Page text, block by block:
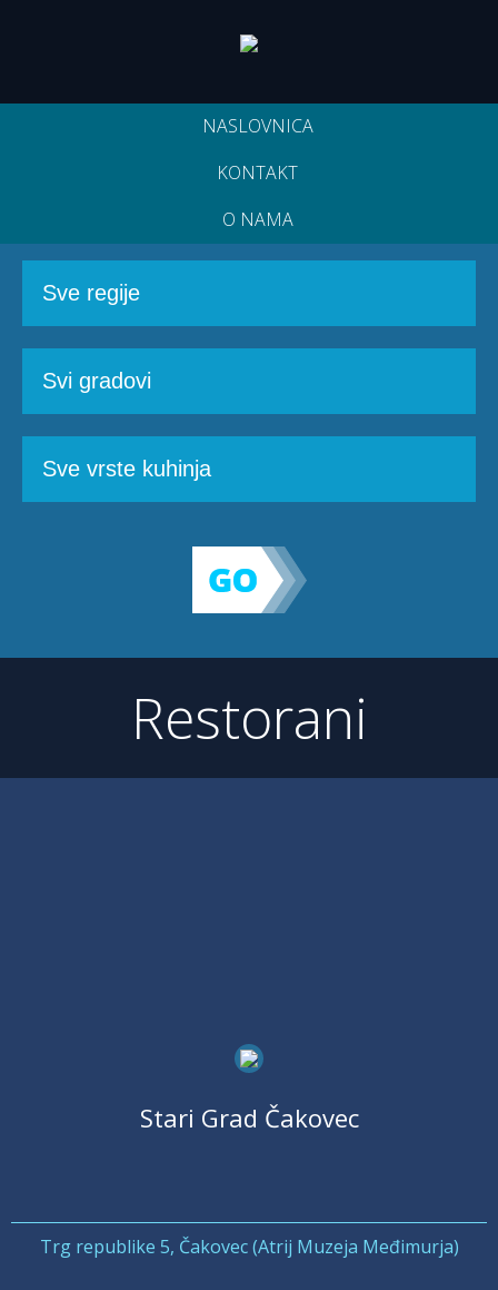
NASLOVNICA
KONTAKT
O NAMA
Restorani
Stari Grad Čakovec
Trg republike 5, Čakovec (Atrij Muzeja Međimurja)